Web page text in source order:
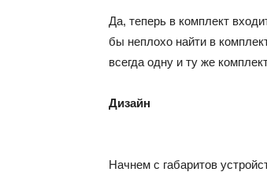
Да, теперь в комплект
бы неплохо найти в
всегда одну и ту же
Дизайн
Начнем с габаритов